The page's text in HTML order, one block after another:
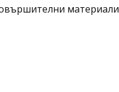
материали